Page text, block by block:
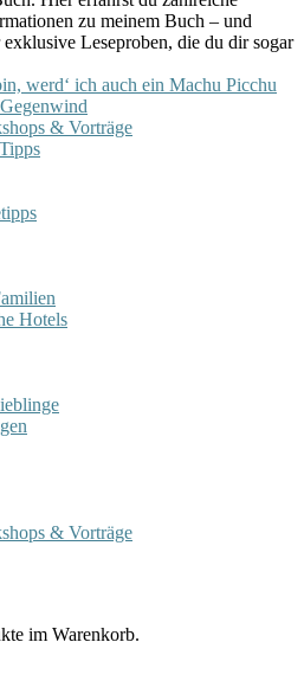
zu meinem Buch – und
exklusive Leseproben, die du dir sogar
werd‘ ich auch ein Machu Picchu
& Vorträge
Hotels
& Vorträge
im Warenkorb.